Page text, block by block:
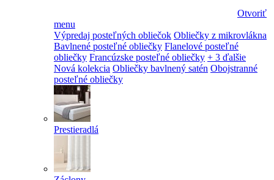
Otvoriť
menu
Výpredaj posteľných obliečok Obliečky z mikrovlákna
Bavlnené posteľné obliečky Flanelové posteľné
obliečky Francúzske posteľné obliečky + 3 ďalšie
Nová kolekcia Obliečky bavlnený satén Obojstranné
posteľné obliečky
Prestieradlá